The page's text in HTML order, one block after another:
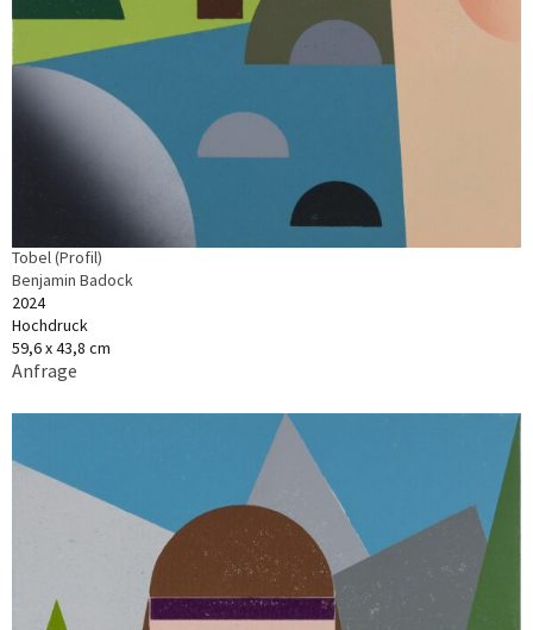
Tobel (Profil)
Benjamin Badock
2024
Hochdruck
59,6 x 43,8 cm
Anfrage